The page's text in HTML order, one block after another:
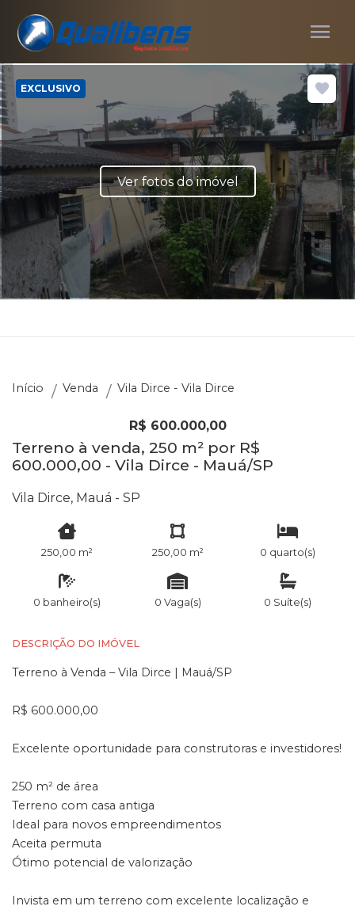
menu
EXCLUSIVO
Ver fotos do imóvel
Início Venda Vila Dirce - Vila Dirce
R$ 600.000,00
Terreno à venda, 250 m² por R$
600.000,00 - Vila Dirce - Mauá/SP
Vila Dirce, Mauá - SP
250,00 m² 250,00 m² 0 quarto(s)
0 banheiro(s) 0 Vaga(s) 0 Suíte(s)
DESCRIÇÃO DO IMÓVEL
Terreno à Venda – Vila Dirce | Mauá/SP
R$ 600.000,00
Excelente oportunidade para construtoras e investidores!
250 m² de área
Terreno com casa antiga
Ideal para novos empreendimentos
Aceita permuta
Ótimo potencial de valorização
Invista em um terreno com excelente localização e